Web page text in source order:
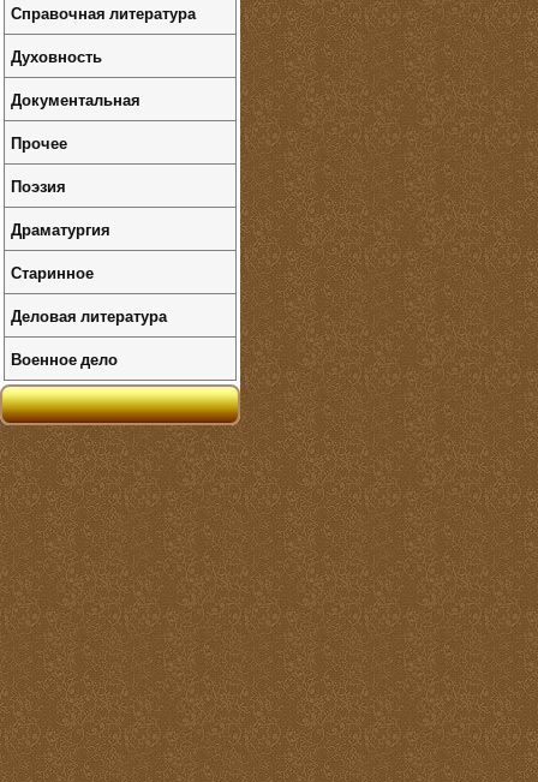
Справочная литература
Духовность
Документальная
Прочее
Поэзия
Драматургия
Старинное
Деловая литература
Военное дело